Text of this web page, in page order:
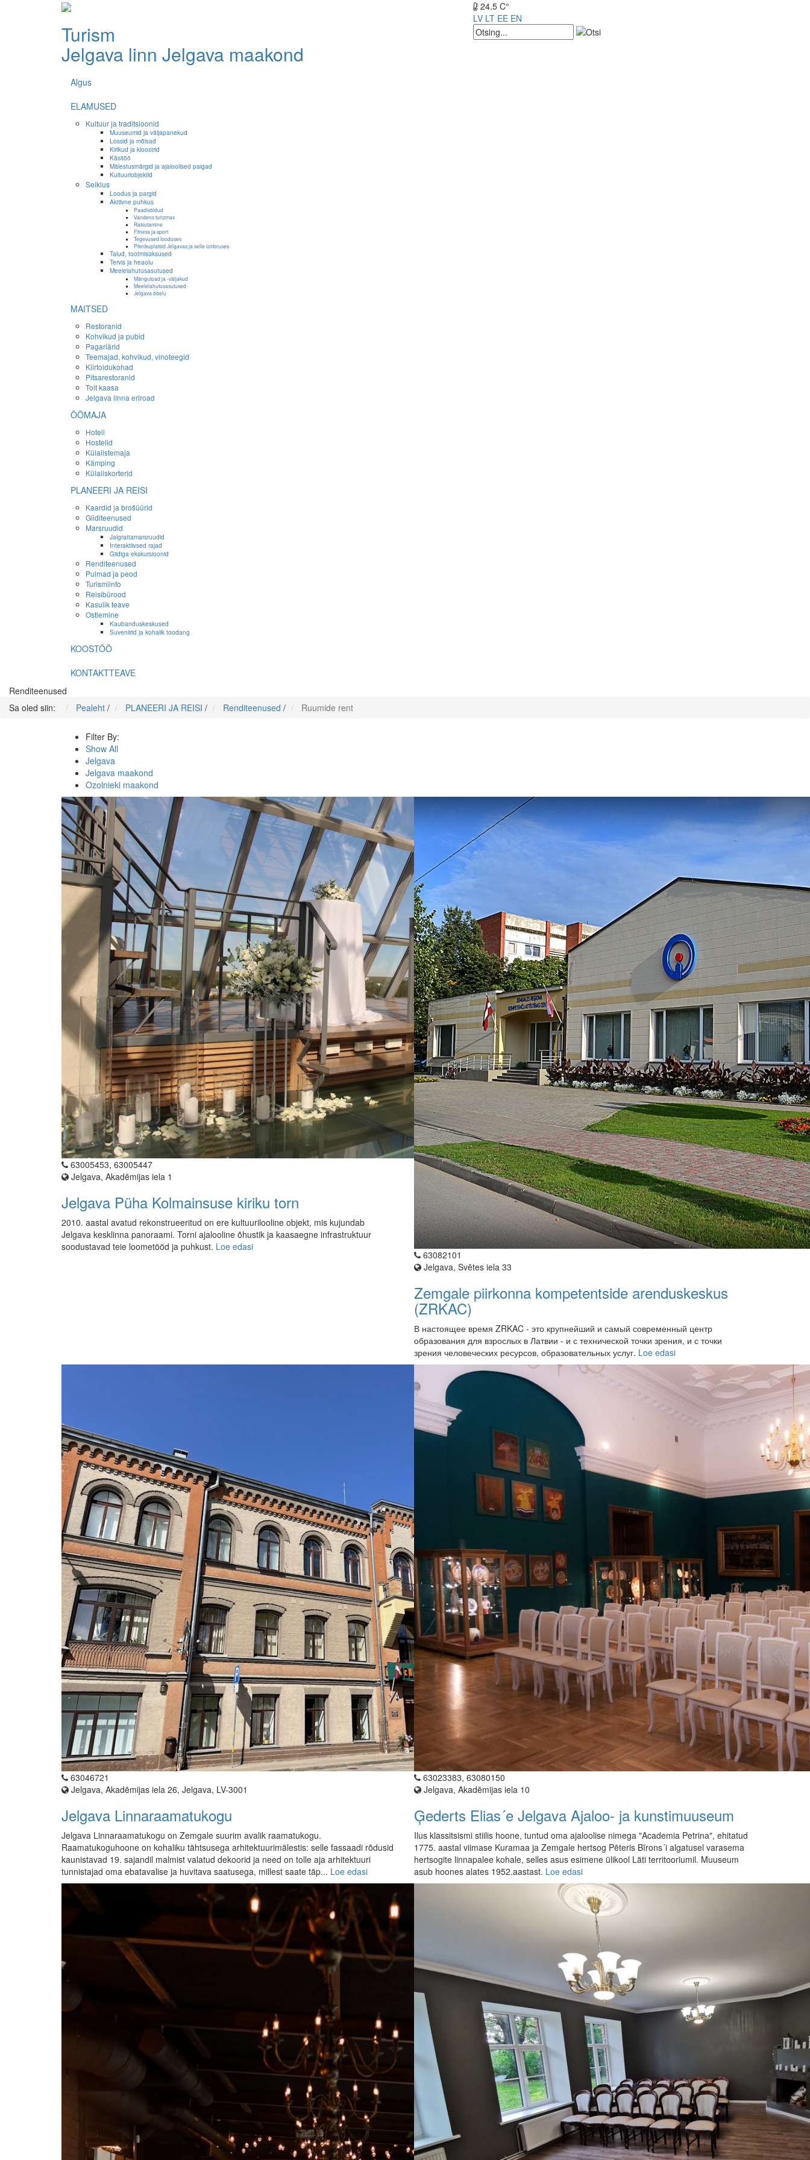
Turism
Jelgava linn Jelgava maakond
24.5 C°
LV LT EE EN
Algus
ELAMUSED
Kultuur ja traditsioonid
Muuseumid ja väljapanekud
Lossid ja mõisad
Kirikud ja kloostrid
Käsitöö
Mälestusmärgid ja ajaloolised paigad
Kultuuriobjektid
Seiklus
Loodus ja pargid
Aktiivne puhkus
Paadisõidud
Vandens turizmas
Ratsutamine
Fitness ja sport
Tegevused looduses
Piknikuplatsid Jelgavas ja selle ümbruses
Talud, tootmisüksused
Tervis ja heaolu
Meelelahutusasutused
Mängutoad ja -väljakud
Meelelahutusasutused
Jelgava ööelu
MAITSED
Restoranid
Kohvikud ja pubid
Pagariärid
Teemajad, kohvikud, vinoteegid
Kiirtoidukohad
Pitsarestoranid
Toit kaasa
Jelgava linna eriroad
ÖÖMAJA
Hotell
Hostelid
Külalistemaja
Kämping
Külaliskorterid
PLANEERI JA REISI
Kaardid ja brošüürid
Giiditeenused
Marsruudid
Jalgrattamarsruudid
Interaktiivsed rajad
Giidiga ekskursioonid
Renditeenused
Pulmad ja peod
Turismiinfo
Reisibürood
Kasulik teave
Ostlemine
Kaubanduskeskused
Suveniirid ja kohalik toodang
KOOSTÖÖ
KONTAKTTEAVE
Renditeenused
Sa oled siin:
Pealeht / PLANEERI JA REISI / Renditeenused / Ruumide rent
Filter By:
Show All
Jelgava
Jelgava maakond
Ozolnieki maakond
63005453, 63005447
Jelgava, Akadēmijas iela 1
Jelgava Püha Kolmainsuse kiriku torn
2010. aastal avatud rekonstrueeritud on ere kultuurilooline objekt, mis kujundab
Jelgava kesklinna panoraami. Torni ajalooline õhustik ja kaasaegne infrastruktuur
soodustavad teie loometööd ja puhkust. Loe edasi
63082101
Jelgava, Svētes iela 33
Zemgale piirkonna kompetentside arenduskeskus
(ZRKAC)
В настоящее время ZRKAC - это крупнейший и самый современный центр
образования для взрослых в Латвии - и с технической точки зрения, и с точки
зрения человеческих ресурсов, образовательных услуг. Loe edasi
63046721
Jelgava, Akadēmijas iela 26, Jelgava, LV-3001
Jelgava Linnaraamatukogu
Jelgava Linnaraamatukogu on Zemgale suurim avalik raamatukogu.
Raamatukoguhoone on kohaliku tähtsusega arhitektuurimälestis: selle fassaadi rõdusid
kaunistavad 19. sajandil malmist valatud dekoorid ja need on tolle aja arhitektuuri
tunnistajad oma ebatavalise ja huvitava saatusega, millest saate täp... Loe edasi
63023383, 63080150
Jelgava, Akadēmijas iela 10
Ģederts Elias´e Jelgava Ajaloo- ja kunstimuuseum
Ilus klassitsismi stiilis hoone, tuntud oma ajaloolise nimega "Academia Petrina", ehitatud
1775. aastal viimase Kuramaa ja Zemgale hertsog Pēteris Bīrons´i algatusel varasema
hertsogite linnapalee kohale, selles asus esimene ülikool Läti territooriumil. Muuseum
asub hoones alates 1952.aastast. Loe edasi